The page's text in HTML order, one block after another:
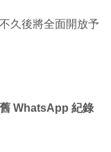
久後將全面開放予
WhatsApp 紀錄